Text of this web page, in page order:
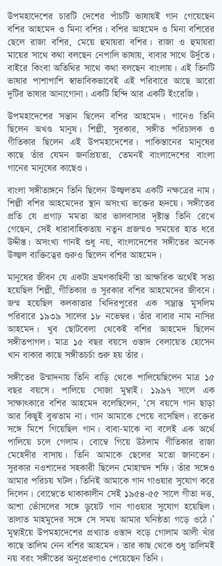
উপমহাদেশের চারটি দেশের পাঁচটি ভাষায়ই গান গেয়েছেন
বশির আহমেদ ও মিনা বশির। বশির আহমেদ ও মিনা বশিরের
ছেলে রাজা বশির, মেয়ে হুমায়রা বশির। রাজা ও হুমায়রা
মায়ের সাথে কথা বলছেন নেপালি ভাষায়, বাবার সাথে উর্দুতে।
বাইরে কিংবা অতিথির সাথে কথা বলছেন বাংলায়। এই তিনটি
ভাষার পাশাপাশি স্বাভাবিকভাবেই এই পরিবারে আছে আরো
দুটির ভাষার আনাগোনা। একটি হিন্দি আর একটি ইংরেজি।
উপমহাদেশের সন্তান ছিলেন বশির আহমেদ। গানেও তিনি
ছিলেন অখণ্ড মানুষ। শিল্পী, সুরকার, সঙ্গীত পরিচালক ও
গীতিকার ছিলেন এই উপমহাদেশের। পাকিস্তানের মানুষের
কাছে তাঁর যেমন জনপ্রিয়তা, তেমনই বাংলাদেশের বাংলা
গানের মানুষের কাছেও।
বাংলা সঙ্গীতাঙ্গনে তিনি ছিলেন উজ্জ্বলতম একটি নক্ষত্রের নাম।
শিল্পী বশির আহমেদের স্থান অসংখ্য ভক্তের হৃদয়ে। সঙ্গীতের
প্রতি যে প্রগাঢ় মমতা আর ভালবাসার দৃষ্টান্ত তিনি রেখে
গেছেন, সেই ধারাবাহিকতায় নতুন প্রজন্মও সময়ের হাত ধরে
উদ্দীপ্ত। অসংখ্য গানই শুধু নয়, বাংলাদেশের সঙ্গীতের অনেক
উজ্জ্বল ব্যক্তিত্বের গুরুও ছিলেন বশির আহমেদ।
মানুষের জীবন যে একটা ভ্রমণকাহিনী তা আক্ষরিক অর্থেই সত্য
হয়েছিল শিল্পী, গীতিকার ও সুরকার বশির আহমেদের জীবনে।
জন্ম হয়েছিল কলকাতার খিদিরপুরের এক সম্ভ্রান্ত মুসলিম
পরিবারে ১৯৩৯ সালের ১৮ নভেম্বর। তাঁর বাবার নাম নাসির
আহমেদ। খুব ছোটবেলা থেকেই বশির আহমেদ ছিলেন
সঙ্গীতপাগল। মাত্র ১৫ বছর বয়সে ওস্তাদ বেলায়েত হোসেন
খান বাকার কাছে সঙ্গীতচর্চা শুরু হয় তাঁর।
সঙ্গীতের উন্মাদনায় তিনি বাড়ি থেকে পালিয়েছিলেন মাত্র ১৫
বছর বয়সে। পালিয়ে সোজা মুম্বাই। ১৯৯৭ সালে এক
সাক্ষাৎকারে বশির আহমেদ বলেছিলেন, ‘সে বয়সে গান ছাড়া
আর কিছুই বুঝতাম না। গান আমাকে পেয়ে বসেছিল। রক্তের
সঙ্গে মিশে গিয়েছিল গান। বাবা-মাকে না বলেই এক অর্থে
পালিয়ে চলে গেলাম। বোম্বে গিয়ে উঠলাম গীতিকার রাজা
মেহেদীর বাসায়। তিনি আমাকে ছেলের মতো জানতেন।
সুরকার নওশাদের সহকারী ছিলেন মোহাম্মদ শফি। তাঁর সঙ্গেও
আমার পরিচয় ঘটল। তিনিই আমাকে গান গাওয়ার সুযোগ করে
দিলেন। বোম্বেতে থাকাকালীন সেই ১৯৫৪-৫৫ সালে গীতা দত্ত,
আশা ভোঁসলের সঙ্গে ডুয়েট গান গাওয়ার সুযোগ হয়েছিল।
তালাত মাহমুদের সঙ্গে সে সময় আমার ঘনিষ্ঠতা গড়ে ওঠে।’
মুম্বাইয়ে উপমহাদেশের প্রখ্যাত ওস্তাদ বড়ে গোলাম আলী খাঁর
কাছে তালিম নেন বশির আহমেদ। তার কাছ থেকে শুধু তালিমই
নয় বরং সঙ্গীতের অনুপ্রেরণাও পেয়েছেন তিনি।